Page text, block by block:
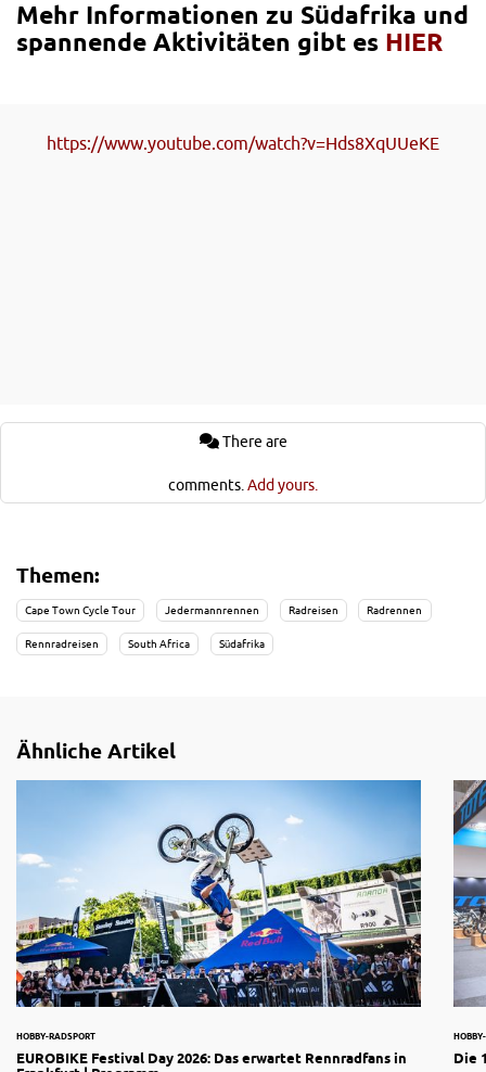
Mehr Informationen zu Südafrika und
spannende Aktivitäten gibt es HIER
https://www.youtube.com/watch?v=Hds8XqUUeKE
comments. Add yours.
Themen:
Cape Town Cycle Tour Jedermannrennen Radreisen Radrennen
Rennradreisen South Africa Südafrika
Ähnliche Artikel
HOBBY-RADSPORT
EUROBIKE Festival Day 2026: Das erwartet Rennradfans in
Die